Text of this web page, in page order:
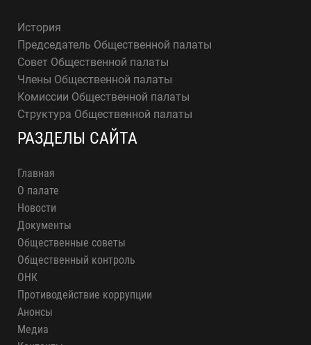
История
Председатель Общественной палаты
Совет Общественной палаты
Члены Общественной палаты
Комиссии Общественной палаты
Структура Общественной палаты
РАЗДЕЛЫ САЙТА
Главная
О палате
Новости
Документы
Общественные советы
Общественный контроль
ОНК
Противодействие коррупции
Анонсы
Медиа